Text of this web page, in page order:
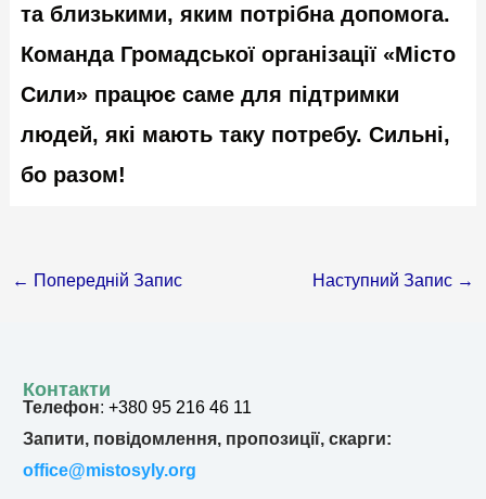
та близькими, яким потрібна допомога.
Команда Громадської організації «Місто
Сили» працює саме для підтримки
людей, які мають таку потребу. Сильні,
бо разом!
← Попередній Запис Наступний Запис →
Контакти
Телефон: +380 95 216 46 11
Запити, повідомлення, пропозиції, скарги:
office@mistosyly.org